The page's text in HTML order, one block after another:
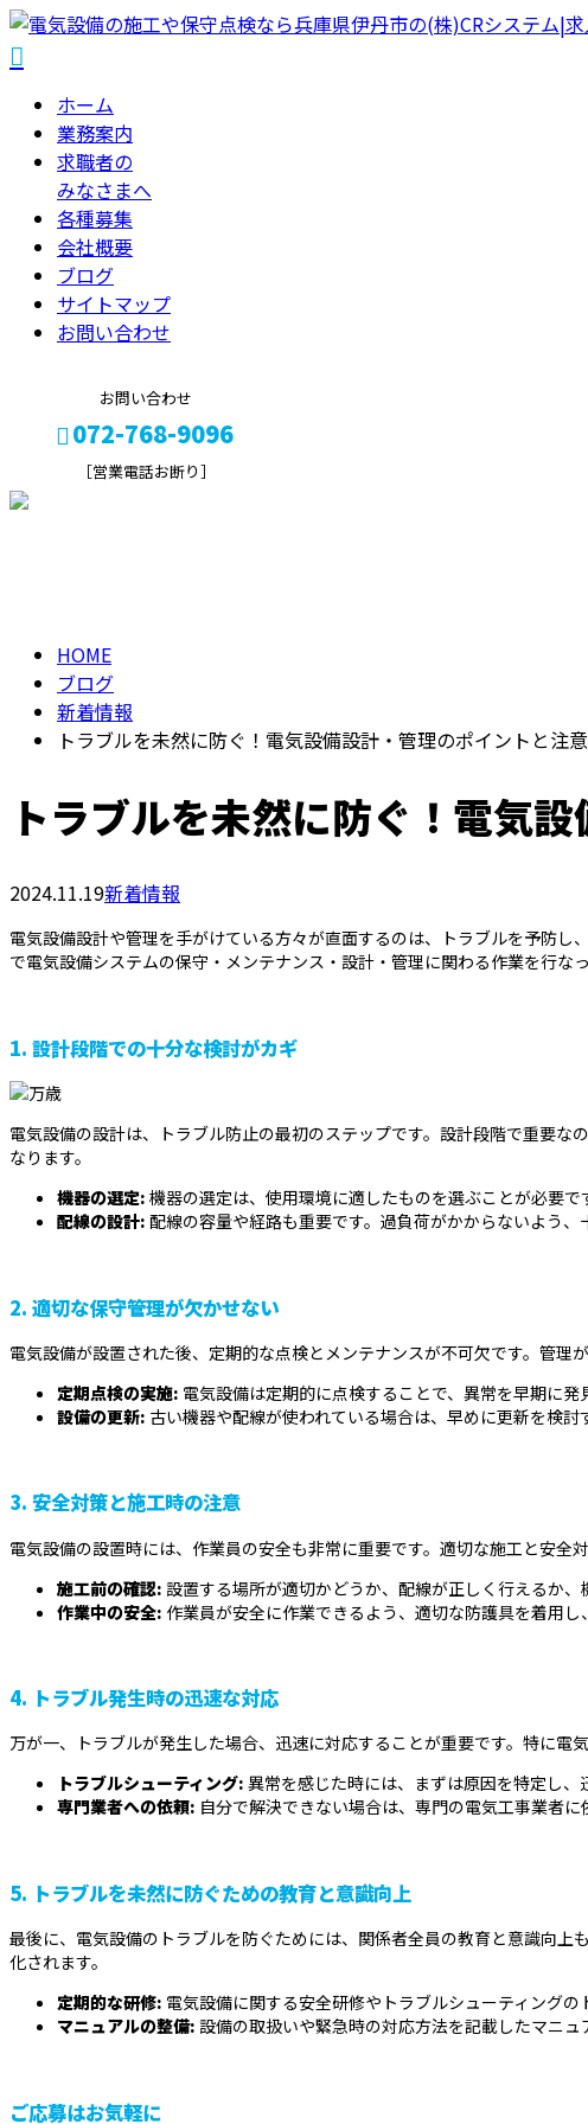
ホーム
業務案内
求職者の
みなさまへ
各種募集
会社概要
ブログ
サイトマップ
お問い合わせ
お問い合わせ
072-768-9096
［営業電話お断り］
HOME
ブログ
新着情報
トラブルを未然に防ぐ！電気設備設計・管理のポイントと注
トラブルを未然に防ぐ！電気
2024.11.19新着情報
電気設備設計や管理を手がけている方々が直面するのは、トラブルを予防
で電気設備システムの保守・メンテナンス・設計・管理に関わる作業を行な
1. 設計段階での十分な検討がカギ
電気設備の設計は、トラブル防止の最初のステップです。設計段階で重要
なります。
機器の選定: 機器の選定は、使用環境に適したものを選ぶことが必要
配線の設計: 配線の容量や経路も重要です。過負荷がかからないよう
2. 適切な保守管理が欠かせない
電気設備が設置された後、定期的な点検とメンテナンスが不可欠です。管理
定期点検の実施: 電気設備は定期的に点検することで、異常を早期に
設備の更新: 古い機器や配線が使われている場合は、早めに更新を検討
3. 安全対策と施工時の注意
電気設備の設置時には、作業員の安全も非常に重要です。適切な施工と安全
施工前の確認: 設置する場所が適切かどうか、配線が正しく行えるか
作業中の安全: 作業員が安全に作業できるよう、適切な防護具を着用
4. トラブル発生時の迅速な対応
万が一、トラブルが発生した場合、迅速に対応することが重要です。特に電
トラブルシューティング: 異常を感じた時には、まずは原因を特定し
専門業者への依頼: 自分で解決できない場合は、専門の電気工事業者に
5. トラブルを未然に防ぐための教育と意識向上
最後に、電気設備のトラブルを防ぐためには、関係者全員の教育と意識向
化されます。
定期的な研修: 電気設備に関する安全研修やトラブルシューティング
マニュアルの整備: 設備の取扱いや緊急時の対応方法を記載したマニ
ご応募はお気軽に